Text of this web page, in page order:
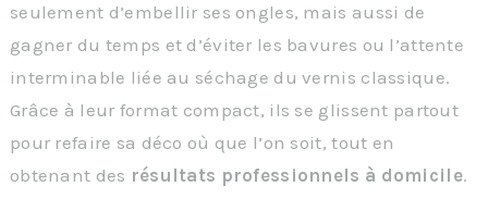
seulement d’embellir ses ongles, mais aussi de
gagner du temps et d’éviter les bavures ou l’attente
interminable liée au séchage du vernis classique.
Grâce à leur format compact, ils se glissent partout
pour refaire sa déco où que l’on soit, tout en
obtenant des résultats professionnels à domicile.